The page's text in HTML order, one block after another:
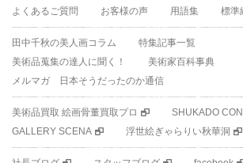
よくあるご質問
お客様の声 用語集 標準
田中千秋の美人画コラム
特集記事一覧
美術品蒐集の達人に聞く！
美術家百科事典
メルマガ 日本そうだったのか通信
美術品買取 絵画骨董買取プロ
SHUKADO
GALLERY SCENA
浮世絵ぎゃらりい秋華洞